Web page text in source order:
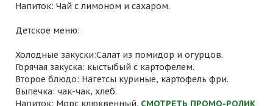
Напиток: Чай с лимоном и сахаром.
Детское меню:
Холодные закуски:Салат из помидор и огурцов.
Горячая закуска: кыстыбый с картофелем.
Второе блюдо: Нагетсы куриные, картофель фри.
Выпечка: чак-чак, хлеб.
Напиток: Морс клюквенный. СМОТРЕТЬ ПРОМО-РОЛИК